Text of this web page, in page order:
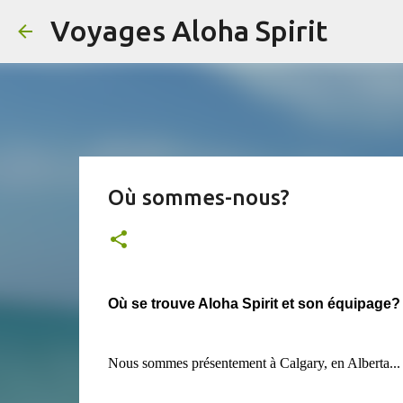
Voyages Aloha Spirit
Où sommes-nous?
Où se trouve Aloha Spirit et son équipage?
Nous sommes présentement à Calgary, en Alberta...